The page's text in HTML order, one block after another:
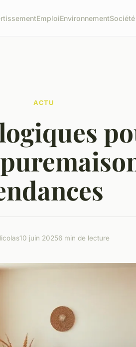
EmploiEnvironnementSociété
ACTU
10 juin 20256 min de lecture